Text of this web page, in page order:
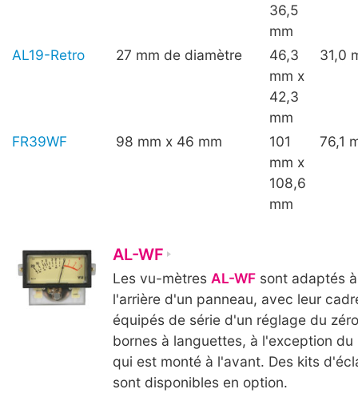
36,5
mm
AL19-Retro 27 mm de diamètre
46,3
mm x
42,3
mm
31,0
FR39WF 98 mm x 46 mm
101
mm x
108,6
mm
76,1
AL-WF
Les vu-mètres AL-WFsont adaptés
l'arrière d'un panneau, avec leur
équipés de série d'un réglage du
bornes à languettes, à l'exception
qui est monté à l'avant. Des kits
sont disponibles en option.